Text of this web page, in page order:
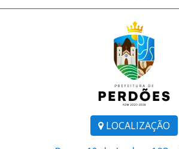
LOCALIZAÇÃO